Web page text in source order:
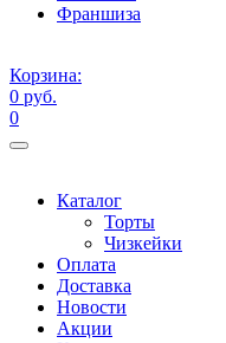
Франшиза
Корзина:
0 руб.
0
Каталог
Торты
Чизкейки
Оплата
Доставка
Новости
Акции